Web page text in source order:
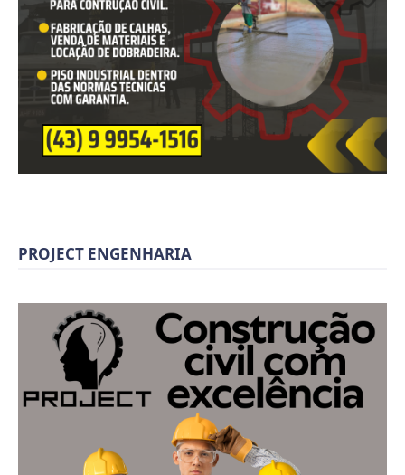
PROJECT ENGENHARIA